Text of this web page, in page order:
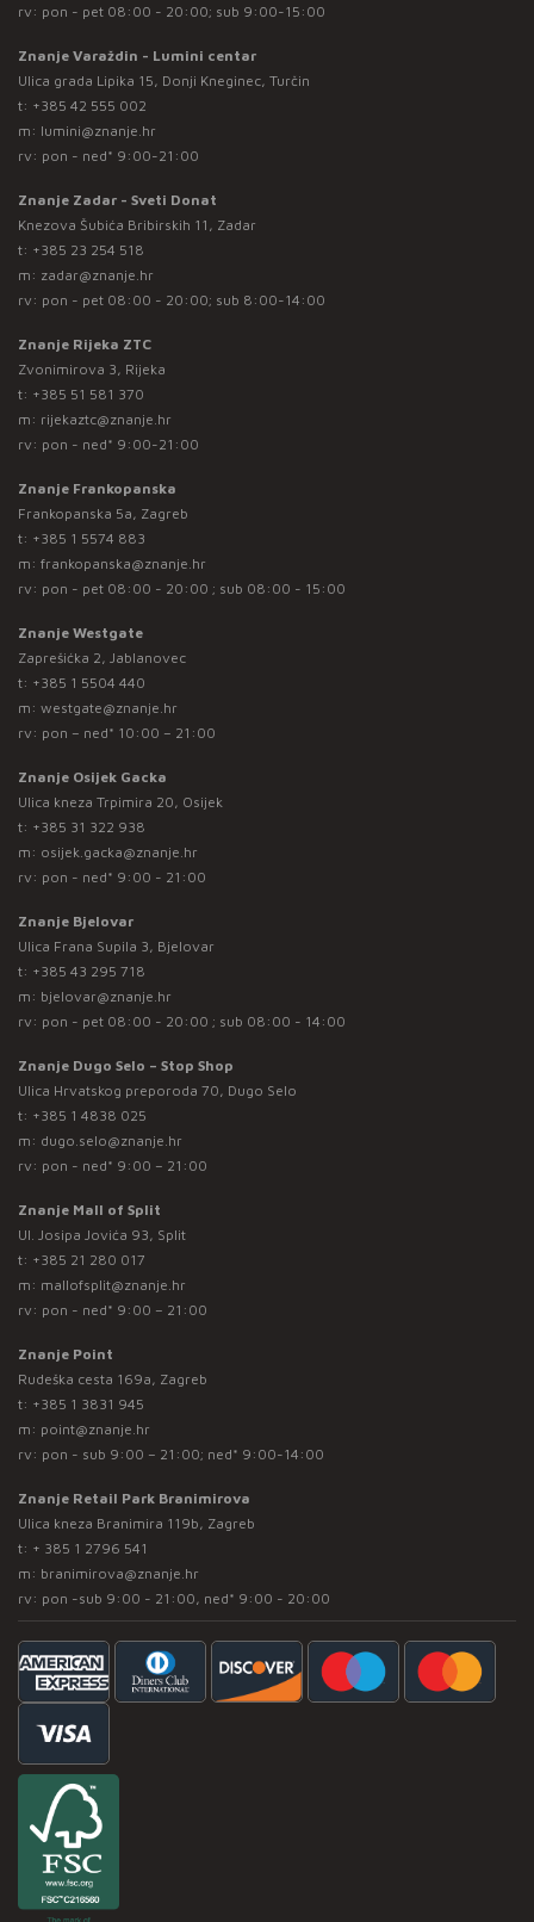
rv: pon - pet 08:00 - 20:00; sub 9:00-15:00
Znanje Varaždin - Lumini centar
Ulica grada Lipika 15, Donji Kneginec, Turčin
t: +385 42 555 002
m: lumini@znanje.hr
rv: pon - ned* 9:00-21:00
Znanje Zadar - Sveti Donat
Knezova Šubića Bribirskih 11, Zadar
t: +385 23 254 518
m: zadar@znanje.hr
rv: pon - pet 08:00 - 20:00; sub 8:00-14:00
Znanje Rijeka ZTC
Zvonimirova 3, Rijeka
t: +385 51 581 370
m: rijekaztc@znanje.hr
rv: pon - ned* 9:00-21:00
Znanje Frankopanska
Frankopanska 5a, Zagreb
t: +385 1 5574 883
m: frankopanska@znanje.hr
rv: pon - pet 08:00 - 20:00 ; sub 08:00 - 15:00
Znanje Westgate
Zaprešićka 2, Jablanovec
t: +385 1 5504 440
m: westgate@znanje.hr
rv: pon – ned* 10:00 – 21:00
Znanje Osijek Gacka
Ulica kneza Trpimira 20, Osijek
t: +385 31 322 938
m: osijek.gacka@znanje.hr
rv: pon - ned* 9:00 - 21:00
Znanje Bjelovar
Ulica Frana Supila 3, Bjelovar
t: +385 43 295 718
m: bjelovar@znanje.hr
rv: pon - pet 08:00 - 20:00 ; sub 08:00 - 14:00
Znanje Dugo Selo – Stop Shop
Ulica Hrvatskog preporoda 70, Dugo Selo
t: +385 1 4838 025
m: dugo.selo@znanje.hr
rv: pon - ned* 9:00 – 21:00
Znanje Mall of Split
Ul. Josipa Jovića 93, Split
t: +385 21 280 017
m: mallofsplit@znanje.hr
rv: pon - ned* 9:00 – 21:00
Znanje Point
Rudeška cesta 169a, Zagreb
t: +385 1 3831 945
m: point@znanje.hr
rv: pon - sub 9:00 – 21:00; ned* 9:00-14:00
Znanje Retail Park Branimirova
Ulica kneza Branimira 119b, Zagreb
t: + 385 1 2796 541
m: branimirova@znanje.hr
rv: pon -sub 9:00 - 21:00, ned* 9:00 - 20:00